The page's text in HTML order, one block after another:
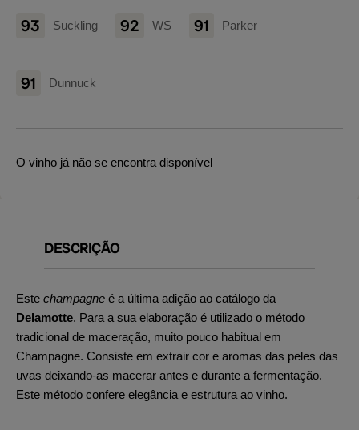
93 Suckling 92 WS 91 Parker
91 Dunnuck
O vinho já não se encontra disponível
DESCRIÇÃO
Este champagne é a última adição ao catálogo da
Delamotte. Para a sua elaboração é utilizado o método
tradicional de maceração, muito pouco habitual em
Champagne. Consiste em extrair cor e aromas das peles das
uvas deixando-as macerar antes e durante a fermentação.
Este método confere elegância e estrutura ao vinho.